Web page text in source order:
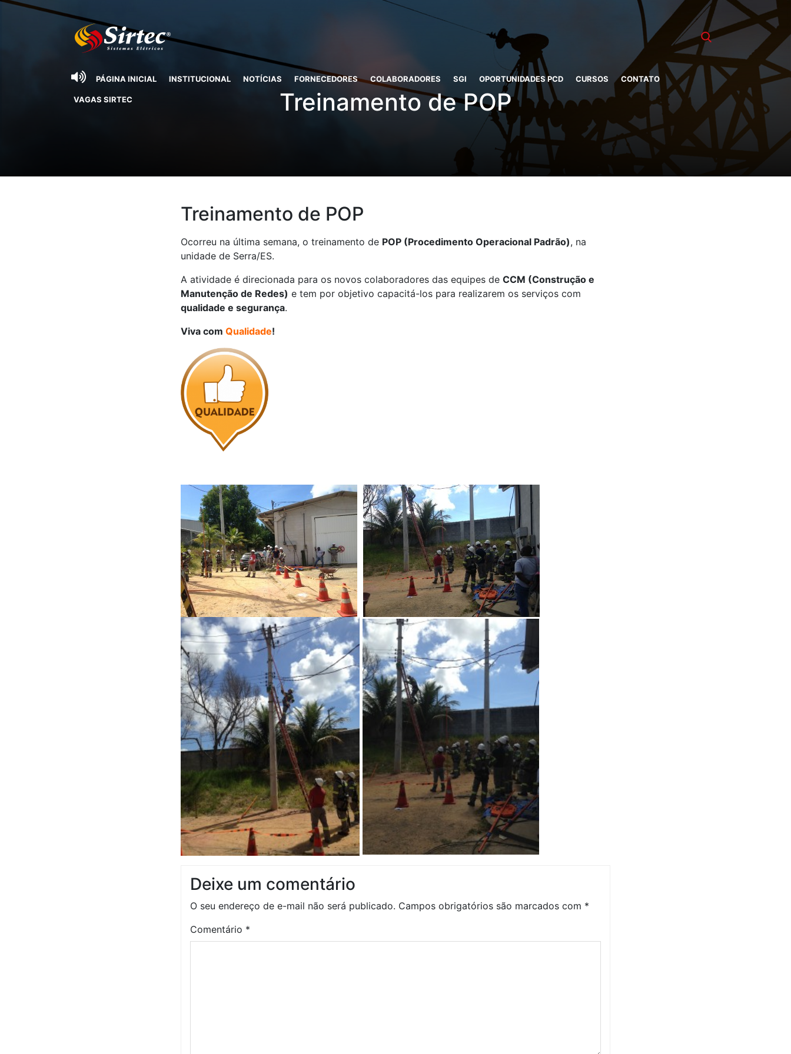
PÁGINA INICIAL INSTITUCIONAL NOTÍCIAS FORNECEDORES COLABORADORES SGI OPORTUNIDADES PCD CURSOS CONTATO
VAGAS SIRTEC Treinamento de POP
Treinamento de POP
Ocorreu na última semana, o treinamento de POP (Procedimento Operacional Padrão), na
unidade de Serra/ES.
A atividade é direcionada para os novos colaboradores das equipes de CCM (Construção e
Manutenção de Redes) e tem por objetivo capacitá-los para realizarem os serviços com
qualidade e segurança.
Viva com Qualidade!
Deixe um comentário
O seu endereço de e-mail não será publicado. Campos obrigatórios são marcados com *
Comentário *